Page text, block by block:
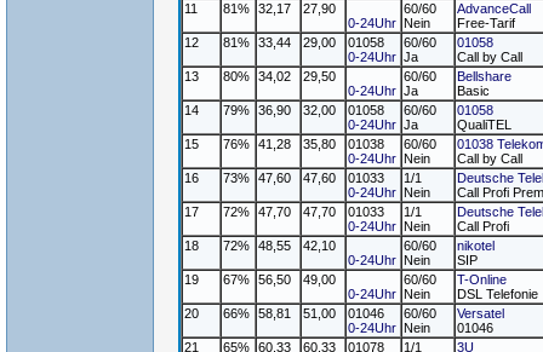
11
81% 32,17
27,90
0-24Uhr
60/60
Nein
AdvanceCall
Free-Tarif
12
81% 33,44 29,00
01058
0-24Uhr
60/60
Ja
01058
Call by Call
13
80% 34,02
29,50
0-24Uhr
60/60
Ja
Bellshare
Basic
14
79% 36,90 32,00
01058
0-24Uhr
60/60
Ja
01058
QualiTEL
15
76% 41,28 35,80
01038
0-24Uhr
60/60
Nein
01038
Call by Call
16
73% 47,60 47,60
01033
0-24Uhr
1/1
Nein
Deutsche
Call Profi
17
72% 47,70 47,70
01033
0-24Uhr
1/1
Nein
Deutsche
Call Profi
18
72% 48,55
42,10
0-24Uhr
60/60
Nein
nikotel
SIP
19
67% 56,50
49,00
0-24Uhr
60/60
Nein
T-Online
DSL Telefonie
20
66% 58,81 51,00
01046
0-24Uhr
60/60
Nein
Versatel
01046
21
65% 60,33 60,33
01078
1/1
3U